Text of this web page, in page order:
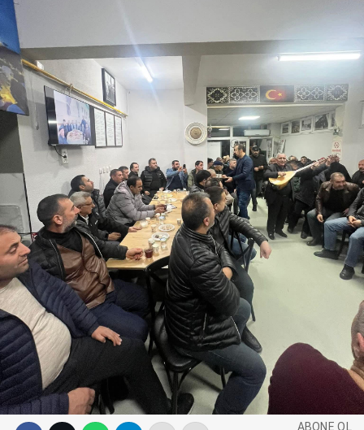
WhatsApp İhbar
Hattı
Facebook
Instagram
Youtube
SERVISLER
ABONE OL